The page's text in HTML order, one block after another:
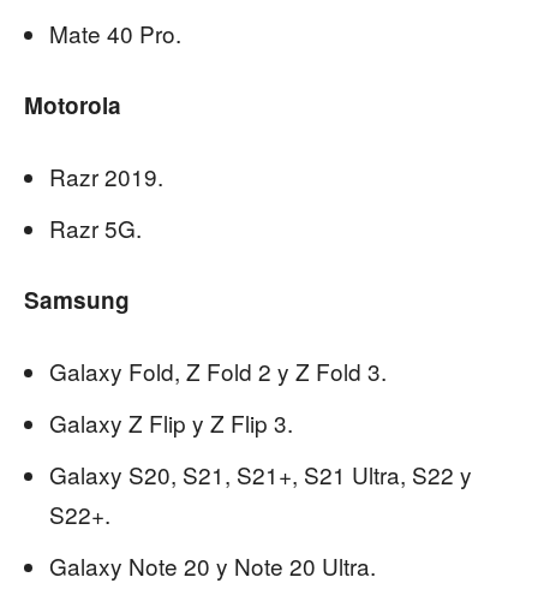
Mate 40 Pro.
Motorola
Razr 2019.
Razr 5G.
Samsung
Galaxy Fold, Z Fold 2 y Z Fold 3.
Galaxy Z Flip y Z Flip 3.
Galaxy S20, S21, S21+, S21 Ultra, S22 y
S22+.
Galaxy Note 20 y Note 20 Ultra.